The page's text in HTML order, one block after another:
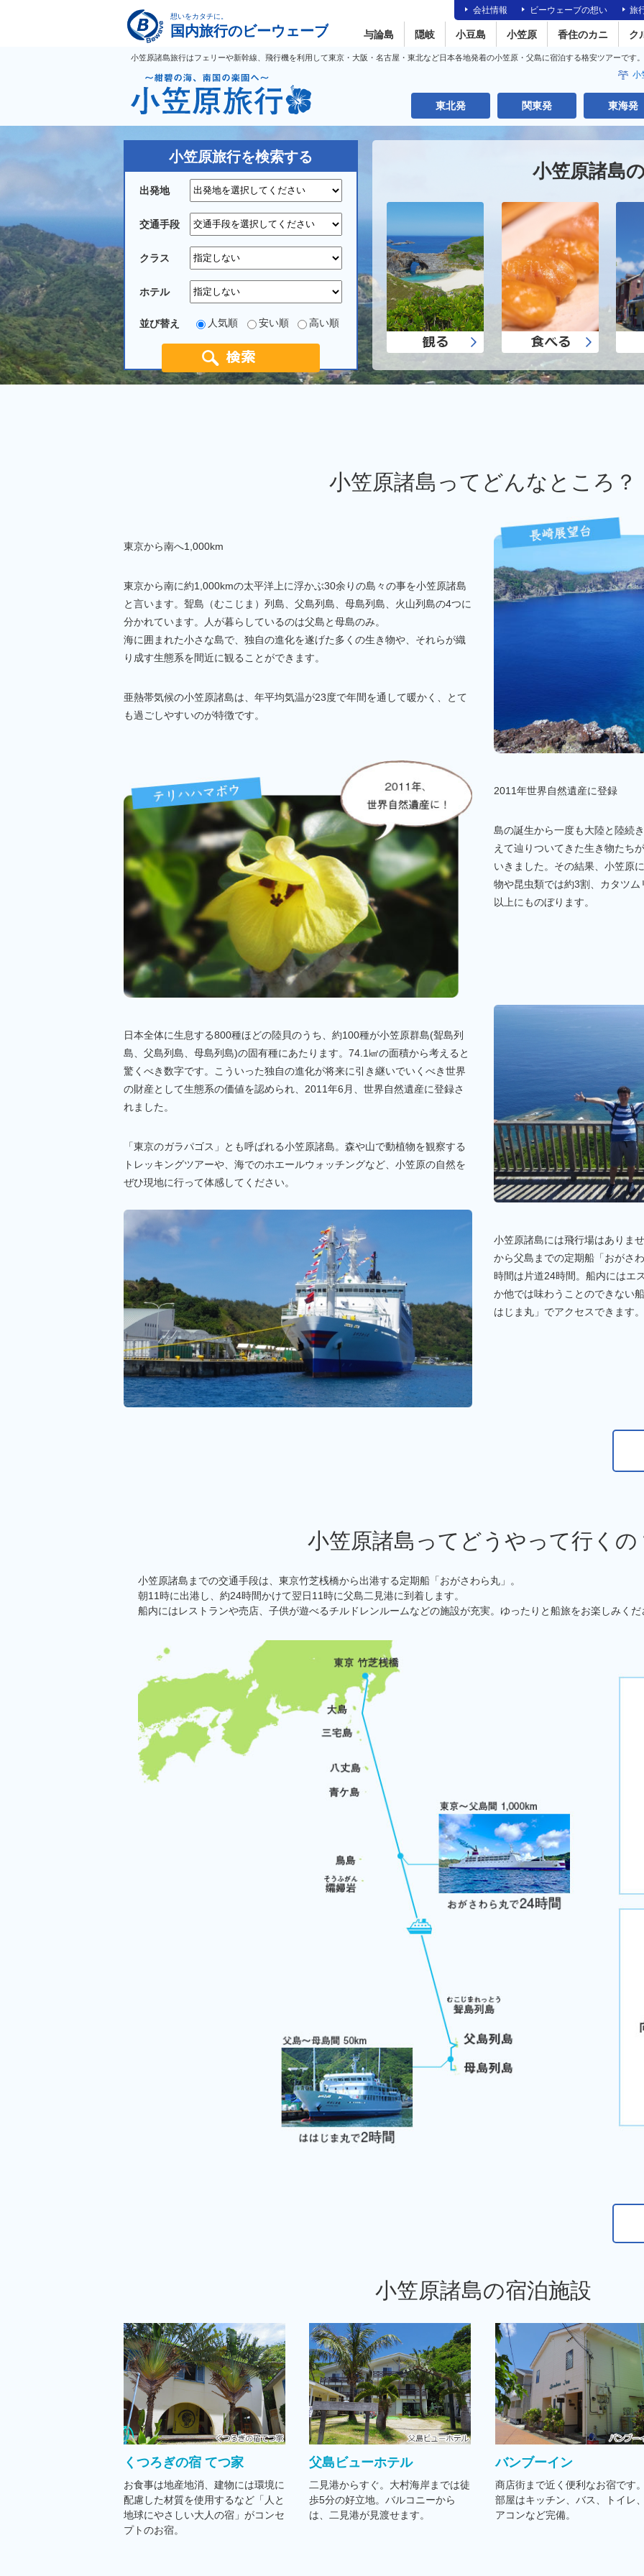
会社情報 ビーウェーブの想い 旅
与論島 隠岐 小豆島 小笠原 香住のカニ ク
小笠原諸島旅行はフェリーや新幹線、飛行機を利用して東京・大阪・名古屋・東北など日本各地発着の小笠原・父島に宿泊する格安ツアーです。
小
東北発 関東発 東海発
小笠原旅行を検索する
出発地
交通手段
クラス
ホテル
並び替え 人気順 安い順 高い順
小笠原諸島
小笠原諸島ってどんなところ？
東京から南へ1,000km
東京から南に約1,000kmの太平洋上に浮かぶ30余りの島々の事を小笠原諸島
と言います。聟島（むこじま）列島、父島列島、母島列島、火山列島の4つに
分かれています。人が暮らしているのは父島と母島のみ。
海に囲まれた小さな島で、独自の進化を遂げた多くの生き物や、それらが織
り成す生態系を間近に観ることができます。
亜熱帯気候の小笠原諸島は、年平均気温が23度で年間を通して暖かく、とて
も過ごしやすいのが特徴です。
2011年世界自然遺産に登録
島の誕生から一度も大陸と陸続
えて辿りついてきた生き物たち
いきました。その結果、小笠原
物や昆虫類では約3割、カタツ
以上にものぼります。
日本全体に生息する800種ほどの陸貝のうち、約100種が小笠原群島(聟島列
島、父島列島、母島列島)の固有種にあたります。74.1㎢の面積から考えると
驚くべき数字です。こういった独自の進化が将来に引き継いでいくべき世界
の財産として生態系の価値を認められ、2011年6月、世界自然遺産に登録さ
れました。
「東京のガラパゴス」とも呼ばれる小笠原諸島。森や山で動植物を観察する
トレッキングツアーや、海でのホエールウォッチングなど、小笠原の自然を
ぜひ現地に行って体感してください。
小笠原諸島には飛行場はありま
から父島までの定期船「おがさ
時間は片道24時間。船内にはエ
か他では味わうことのできない
はじま丸」でアクセスできます。
小笠原諸島ってどうやって行くの
小笠原諸島までの交通手段は、東京竹芝桟橋から出港する定期船「おがさわら丸」。
朝11時に出港し、約24時間かけて翌日11時に父島二見港に到着します。
船内にはレストランや売店、子供が遊べるチルドレンルームなどの施設が充実。ゆったりと船旅をお楽しみくだ
小笠原諸島の宿泊施設
くつろぎの宿 てつ家
お食事は地産地消、建物には環境に
配慮した材質を使用するなど「人と
地球にやさしい大人の宿」がコンセ
プトのお宿。
父島ビューホテル
二見港からすぐ。大村海岸までは徒
歩5分の好立地。バルコニーから
は、二見港が見渡せます。
バンブーイン
商店街まで近く便利なお宿です
部屋はキッチン、バス、トイレ
アコンなど完備。